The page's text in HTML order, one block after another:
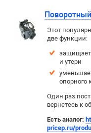
Этот
две функции:
защищает
и утери
опорного
Один раз
вернетесь к
Есть аналог:
pricep.ru/